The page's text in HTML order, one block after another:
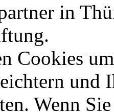
in
Cookies
und
Wenn